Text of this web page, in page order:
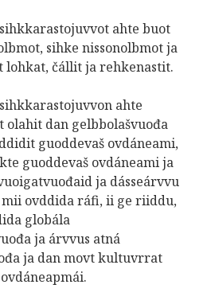
ahte buot
sihke nissonolbmot ja
lohkat, čállit ja rehkenastit.
ahte
olahit dan gelbbolašvuođa
guoddevaš ovdáneami,
guoddevaš ovdáneami ja
ja dásseárvvu
ovddida ráfi, ii ge riiddu,
globála
ja árvvus atná
ja dan movt kultuvrrat